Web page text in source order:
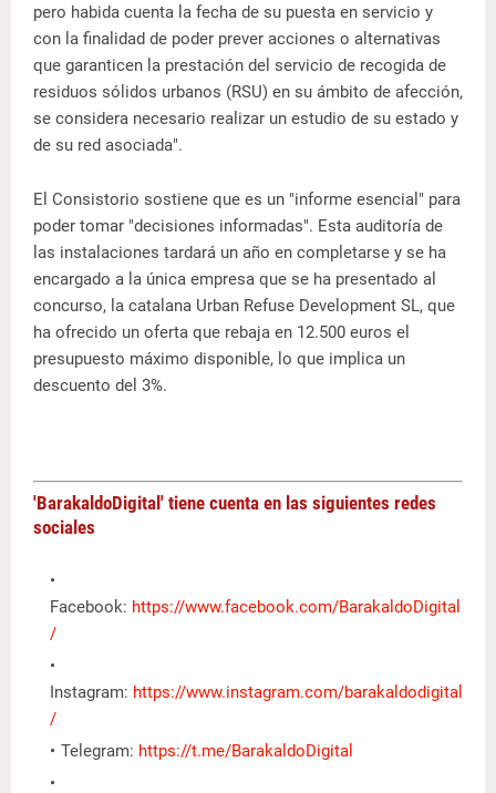
pero habida cuenta la fecha de su puesta en servicio y
con la finalidad de poder prever acciones o alternativas
que garanticen la prestación del servicio de recogida de
residuos sólidos urbanos (RSU) en su ámbito de afección,
se considera necesario realizar un estudio de su estado y
de su red asociada".
El Consistorio sostiene que es un "informe esencial" para
poder tomar "decisiones informadas". Esta auditoría de
las instalaciones tardará un año en completarse y se ha
encargado a la única empresa que se ha presentado al
concurso, la catalana Urban Refuse Development SL, que
ha ofrecido un oferta que rebaja en 12.500 euros el
presupuesto máximo disponible, lo que implica un
descuento del 3%.
'BarakaldoDigital' tiene cuenta en las siguientes redes
sociales
Facebook: https://www.facebook.com/BarakaldoDigital
/
Instagram: https://www.instagram.com/barakaldodigital
/
Telegram: https://t.me/BarakaldoDigital